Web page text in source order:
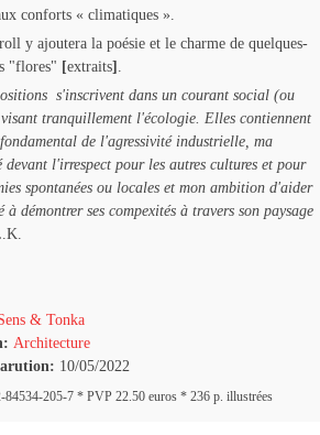
conforts « climatiques ».
y ajoutera la poésie et le charme de quelques-
"flores" [extraits] .
s'inscrivent dans un courant social (ou
tranquillement l'écologie. Elles contiennent
de l'agressivité industrielle, ma
l'irrespect pour les autres cultures et pour
spontanées ou locales et mon ambition d'aider
à démontrer ses compexités à travers son paysage
& Tonka
Architecture
10/05/2022
205-7 * PVP 22.50 euros * 236 p. illustrées